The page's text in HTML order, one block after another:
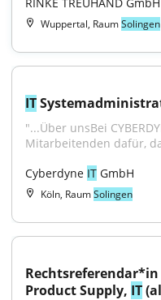
Wuppertal, RaumSolingen
IT
"...Über unsBei
Mitarbeitenden dafür,
Cyberdyne IT GmbH
Köln, RaumSolingen
Product Supply, IT